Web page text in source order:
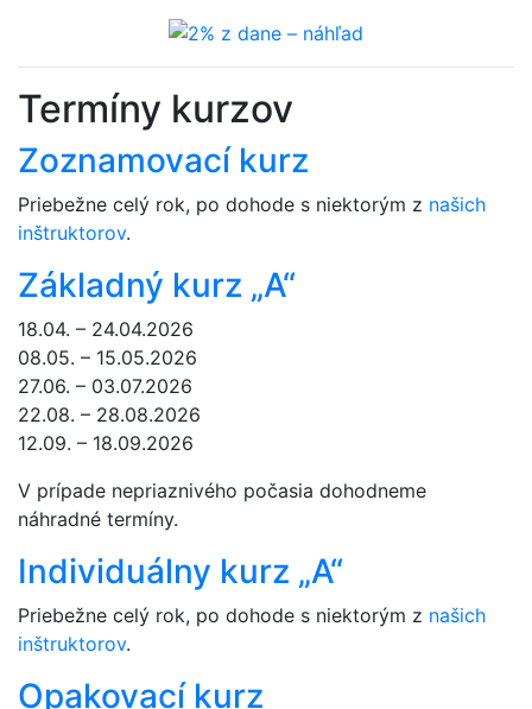
Termíny kurzov
Zoznamovací kurz
Priebežne celý rok, po dohode s niektorým z našich
inštruktorov.
Základný kurz „A“
18.04. – 24.04.2026
08.05. – 15.05.2026
27.06. – 03.07.2026
22.08. – 28.08.2026
12.09. – 18.09.2026
V prípade nepriaznivého počasia dohodneme
náhradné termíny.
Individuálny kurz „A“
Priebežne celý rok, po dohode s niektorým z našich
inštruktorov.
Opakovací kurz